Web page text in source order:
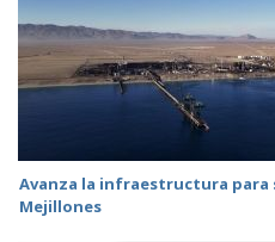
Avanza la infraestructura para
Mejillones